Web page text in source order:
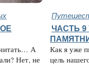
А
Нет, не
ЧАСТЬ 9
Как я уже
цель